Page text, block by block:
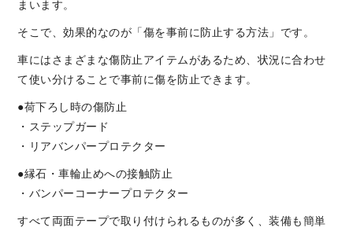
まいます。
そこで、効果的なのが「傷を事前に防止する方法」です。
車にはさまざまな傷防止アイテムがあるため、状況に合わせ
て使い分けることで事前に傷を防止できます。
●荷下ろし時の傷防止
・ステップガード
・リアバンパープロテクター
●縁石・車輪止めへの接触防止
・バンパーコーナープロテクター
すべて両面テープで取り付けられるものが多く、装備も簡単